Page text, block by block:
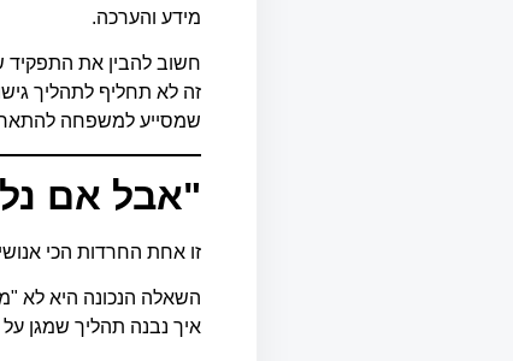
מידע והערכה.
חשוב להבין את התפקיד
זה לא תחליף לתהליך
שמסייע למשפחה
"אבל אם
זו אחת החרדות הכי
השאלה הנכונה היא לא
איך נבנה תהליך שמגן על